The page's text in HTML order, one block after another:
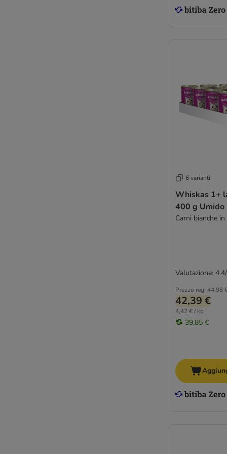
6 varianti
Whiskas 1+
400 g
Carni bianche
Prezzo reg. 44,98
42,39 €
4,42 € / kg
39,85 €
Valutazione: